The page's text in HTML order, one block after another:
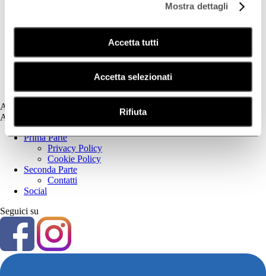
Mostra dettagli
Accetta tutti
Accetta selezionati
Rifiuta
Fotoprotezione Dedicata
Psoriasi
Secchezza Cutanea
Assistenza
Assistenza
Prima Parte
Privacy Policy
Cookie Policy
Seconda Parte
Contatti
Social
Seguici su